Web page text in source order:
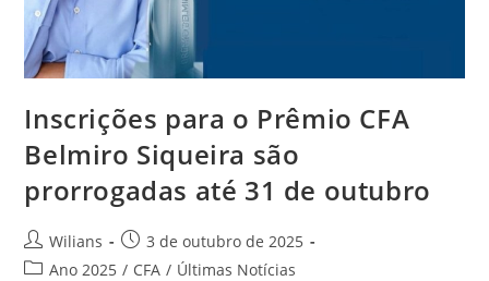
Inscrições para o Prêmio CFA
Belmiro Siqueira são
prorrogadas até 31 de outubro
Autor
do
Wilians
Post
publicado:
3 de outubro de 2025
Categoria
Ano 2025 / CFA / Últimas Notícias